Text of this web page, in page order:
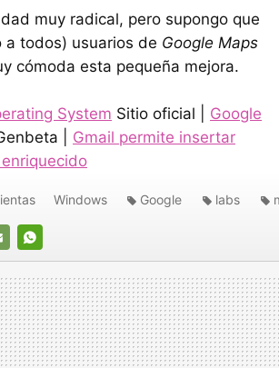
muy radical, pero supongo que
a todos) usuarios de Google Maps
cómoda esta pequeña mejora.
System Sitio oficial | Google
| Gmail permite insertar
WHATSAPP
Windows Google labs